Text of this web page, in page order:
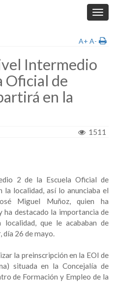
A+ A-
Intermedio
Oficial de
en la
1511
2 de la Escuela Oficial de
localidad, así lo anunciaba el
Miguel Muñoz, quien ha
destacado la importancia de
que le acababan de
día 26 de mayo.
la preinscripción en la EOI de
situada en la Concejalía de
de Formación y Empleo de la